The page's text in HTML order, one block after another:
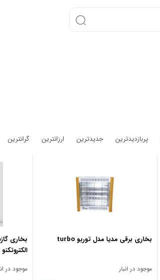
پربازدیدترین جدیدترین ارزانترین گرانترین
بخاری برقی مدیا مدل توربو turbo
موجود در انبار
بخاری
الکتروتکنو
موجود در